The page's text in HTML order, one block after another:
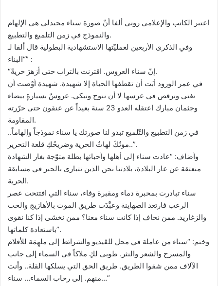
اعتبر الكاتب والإعلامي روني ألفا أنّ صورة سناء محيدلي هي الإلهام
والنموذج في زمن التلميع والتطبيع.
وفي الذكرى الأربعين لعمليّتها الاستشهادية البطولية قال ألفا لـ
“البناء” :
“إنّ سناء العروس. اقترنت بالتراب حتى أزهرَ حريةً.
في عمر الورود أبَت أن تقطفها الحياة إلا شهيدة. شهيدة أوْصت أن
نغني ونرقص في عرسها لا أن ننوح ونبكي. عروسٌ بسيارةٍ بيضاء
وجثمان مبارك اعتقله العدو 23 سنة بعيداً عن عنقون حتى حرّرته
المقاومة.
في زمن التطبيع والتّلميع تبدو لنا صورتك يا سناء نموذجاً وإلهاماً..
موتُكَ لهاثُ الحرية وضريحُكِ قلعة التحرير..”.
وأضاف: “عادت سناء إلى أهلها وأحبائها بطلة متوّجة بغار الشهادة
منعتقة عن عار البلادة، بلادتنا نحن الذين نتبارى بالحبر في مسابقة
الحرية.
سناء تبادرت بمحبرة دماء ومقبرة وفاء، سناء التي افتتحت عصر
الرعب فارتعد الصهاينة وعبَّدَت طريق الموت بالأهازيج والحب
والزغاريد. ممن نخاف إذا كانت سناء معنا؟ ممن نخشى إذا كنا نقوى
باستعادة كلماتها”.
وختم: “سناء من عاملة في محل للڤيديو والشرائط إلى ملهِمَة للأفلام
والمسرح والشعر والنثر. طوبى لكِ ملاكاً في السماء إلى جانب
الآلاف ممن شقوا الطريق. طريق الحق التي يسلكها القلة.. وأنت
منهم. إلى رحاب السماء… سناء…”